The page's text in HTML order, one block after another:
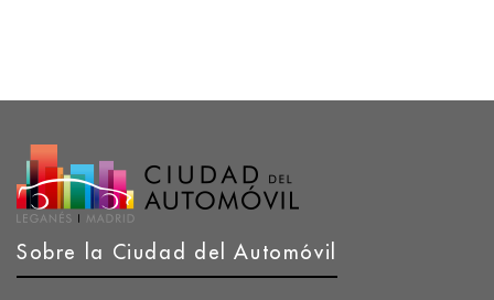
Sobre la Ciudad del Automóvil